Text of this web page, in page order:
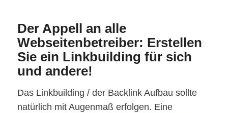
Der Appell an alle
Webseitenbetreiber: Erstellen
Sie ein Linkbuilding für sich
und andere!
Das Linkbuilding / der Backlink Aufbau sollte
natürlich mit Augenmaß erfolgen. Eine